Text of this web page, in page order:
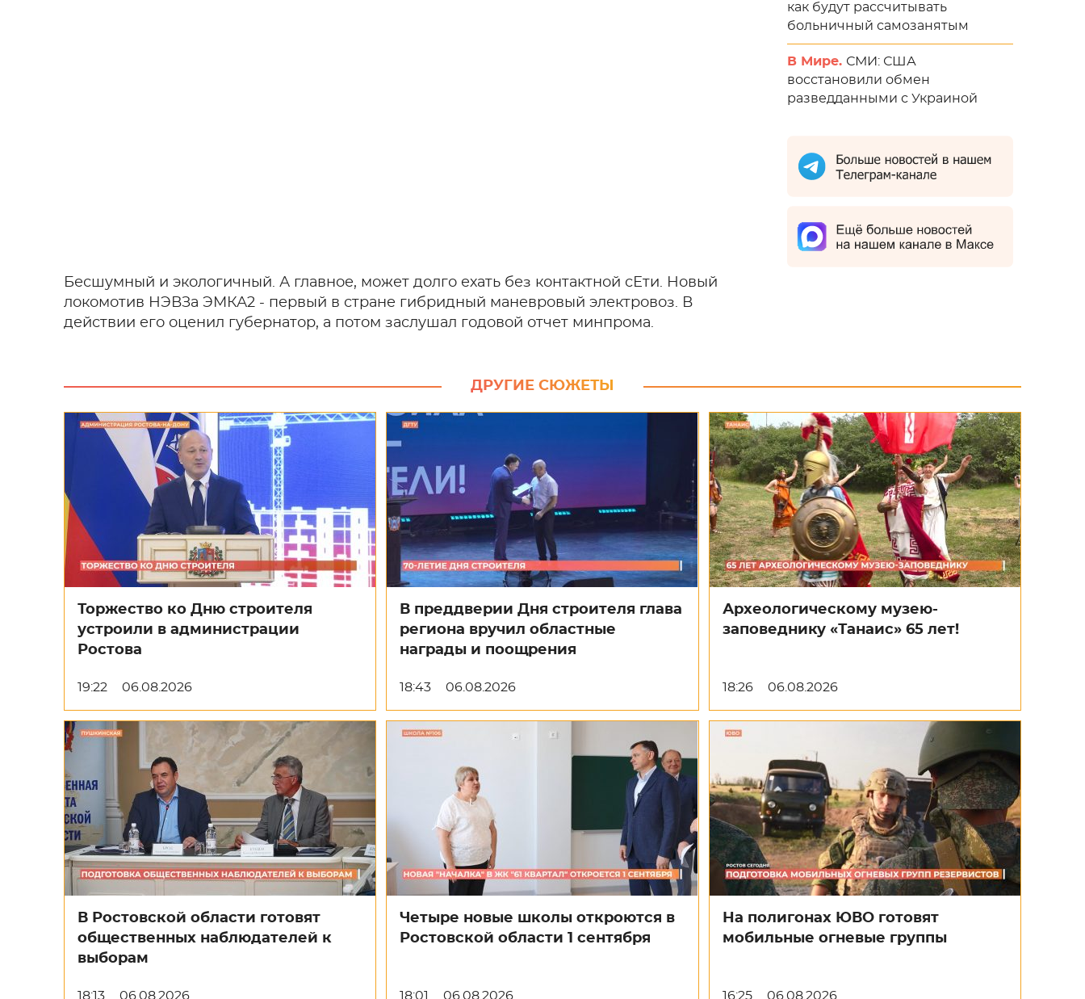
Бесшумный и экологичный. А главное, может долго ехать без контактной сЕти. Новый
локомотив НЭВЗа ЭМКА2 - первый в стране гибридный маневровый электровоз. В
действии его оценил губернатор, а потом заслушал годовой отчет минпрома.
как будут рассчитывать
больничный самозанятым
В Мире. СМИ: США
восстановили обмен
разведданными с Украиной
ДРУГИЕ СЮЖЕТЫ
Торжество ко Дню строителя
устроили в администрации
Ростова
19:22 06.08.2026
В преддверии Дня строителя глава
региона вручил областные
награды и поощрения
18:43 06.08.2026
Археологическому музею-
заповеднику «Танаис» 65 лет!
18:26 06.08.2026
В Ростовской области готовят
общественных наблюдателей к
выборам
18:13 06.08.2026
Четыре новые школы откроются в
Ростовской области 1 сентября
18:01 06.08.2026
На полигонах ЮВО готовят
мобильные огневые группы
16:25 06.08.2026